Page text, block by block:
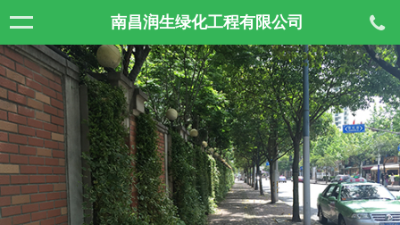
南昌润生绿化工程有限公司